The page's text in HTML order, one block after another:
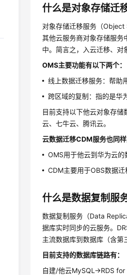
什么是对象存储迁
对象存储迁移服务（
其他云服务商对象存储服务
中。简言之，入云迁移、对
OMS主要功能有以下两个：
线上数据迁移服务：帮助
跨区域的复制：指的是华
目前支持以下他云对象存
云、七牛云、腾讯云。
云数据迁移CDM服务也同
OMS用于他云到华为云的
CDM主要用于OBS数据
什么是数据复制服
数据复制服务（Data
据库实时同步的云服务。
主流数据库到数据库（含第
目前支持的数据库链路有：
自建/他云MySQL->RDS for